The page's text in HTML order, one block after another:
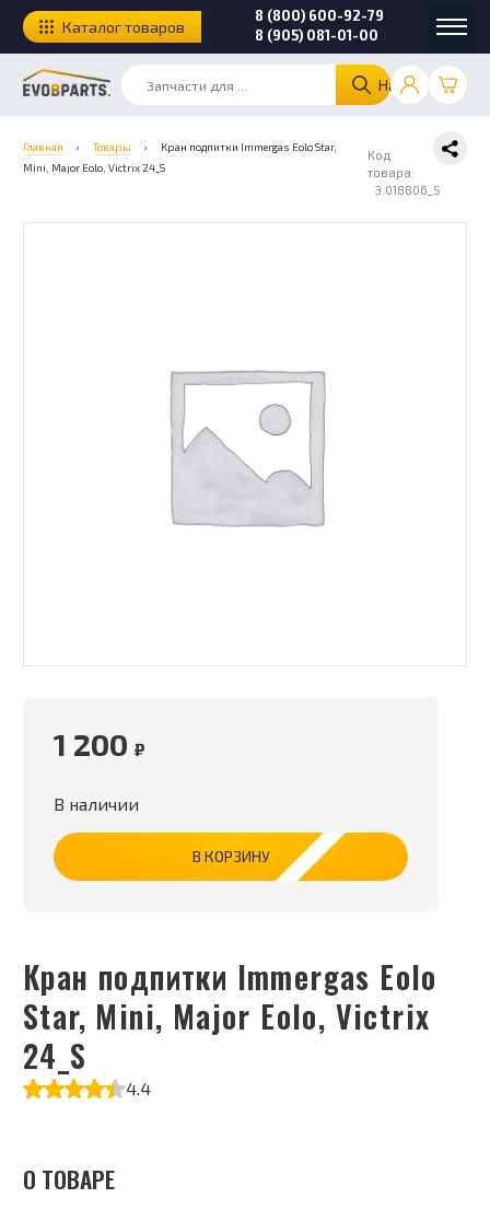
Найти
8 (800) 600-92-79
8 (905) 081-01-00
Каталог товаров
Главная › Товары ›
Кран подпитки Immergas Eolo Star,
Mini, Major Eolo, Victrix 24_S
Код
товара:
3.018806_S
Кран подпитки Immergas Eolo
Star, Mini, Major Eolo, Victrix
24_S
4.4
1 200 ₽
В наличии
В КОРЗИНУ
О ТОВАРЕ